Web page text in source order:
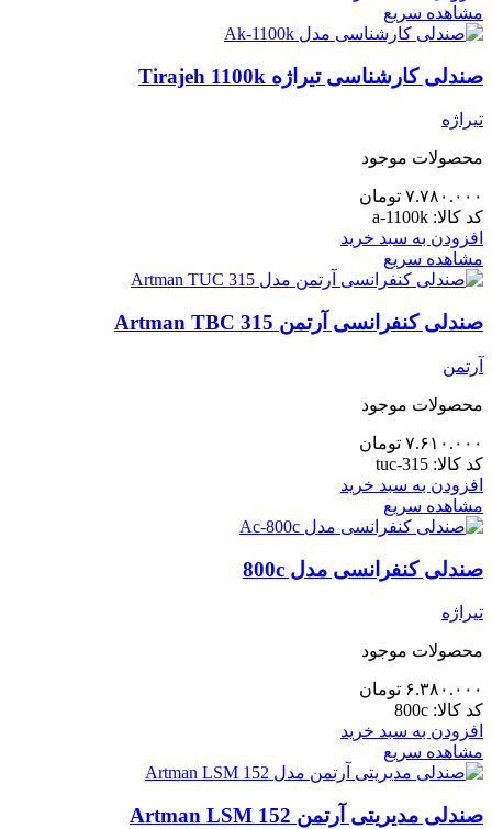
مشاهده سریع
صندلی کارشناسی تیراژه Tirajeh 1100k
تیراژه
محصولات موجود
۷.۷۸۰.۰۰۰ تومان
کد کالا: a-1100k
افزودن به سبد خرید
مشاهده سریع
صندلی کنفرانسی آرتمن Artman TBC 315
آرتمن
محصولات موجود
۷.۶۱۰.۰۰۰ تومان
کد کالا: tuc-315
افزودن به سبد خرید
مشاهده سریع
صندلی کنفرانسی مدل 800c
تیراژه
محصولات موجود
۶.۳۸۰.۰۰۰ تومان
کد کالا: 800c
افزودن به سبد خرید
مشاهده سریع
صندلی مدیریتی آرتمن 152 Artman LSM